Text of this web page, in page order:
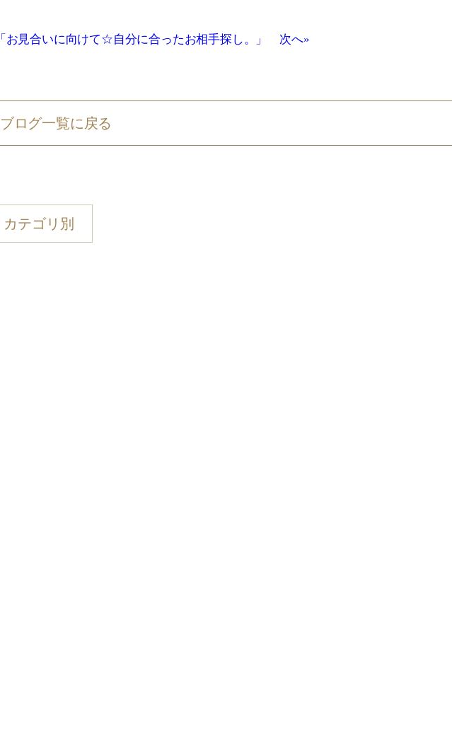
「お見合いに向けて☆自分に合ったお相手探し。」 次へ»
ブログ一覧に戻る
カテゴリ別